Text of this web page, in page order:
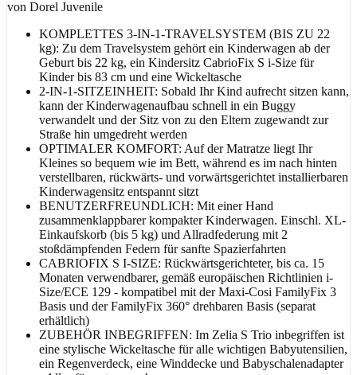
von Dorel Juvenile
KOMPLETTES 3-IN-1-TRAVELSYSTEM (BIS ZU 22
kg): Zu dem Travelsystem gehört ein Kinderwagen ab der
Geburt bis 22 kg, ein Kindersitz CabrioFix S i-Size für
Kinder bis 83 cm und eine Wickeltasche
2-IN-1-SITZEINHEIT: Sobald Ihr Kind aufrecht sitzen kann,
kann der Kinderwagenaufbau schnell in ein Buggy
verwandelt und der Sitz von zu den Eltern zugewandt zur
Straße hin umgedreht werden
OPTIMALER KOMFORT: Auf der Matratze liegt Ihr
Kleines so bequem wie im Bett, während es im nach hinten
verstellbaren, rückwärts- und vorwärtsgerichtet installierbaren
Kinderwagensitz entspannt sitzt
BENUTZERFREUNDLICH: Mit einer Hand
zusammenklappbarer kompakter Kinderwagen. Einschl. XL-
Einkaufskorb (bis 5 kg) und Allradfederung mit 2
stoßdämpfenden Federn für sanfte Spazierfahrten
CABRIOFIX S I-SIZE: Rückwärtsgerichteter, bis ca. 15
Monaten verwendbarer, gemäß europäischen Richtlinien i-
Size/ECE 129 - kompatibel mit der Maxi-Cosi FamilyFix 3
Basis und der FamilyFix 360° drehbaren Basis (separat
erhältlich)
ZUBEHÖR INBEGRIFFEN: Im Zelia S Trio inbegriffen ist
eine stylische Wickeltasche für alle wichtigen Babyutensilien,
ein Regenverdeck, eine Winddecke und Babyschalenadapter